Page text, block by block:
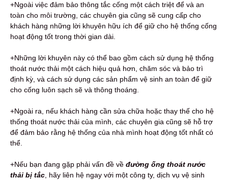
+Ngoài việc đảm bảo thông tắc cống một cách triệt để và an
toàn cho môi trường, các chuyên gia cũng sẽ cung cấp cho
khách hàng những lời khuyên hữu ích để giữ cho hệ thống cống
hoạt động tốt trong thời gian dài.
+Những lời khuyên này có thể bao gồm cách sử dụng hệ thống
thoát nước thải một cách hiệu quả hơn, chăm sóc và bảo trì
định kỳ, và cách sử dụng các sản phẩm vệ sinh an toàn để giữ
cho cống luôn sạch sẽ và thông thoáng.
+Ngoài ra, nếu khách hàng cần sửa chữa hoặc thay thế cho hệ
thống thoát nước thải của mình, các chuyên gia cũng sẽ hỗ trợ
để đảm bảo rằng hệ thống của nhà mình hoạt động tốt nhất có
thể.
+Nếu bạn đang gặp phải vấn đề về đường ống thoát nước
thải bị tắc , hãy liên hệ ngay với một công ty, dịch vụ vệ sinh